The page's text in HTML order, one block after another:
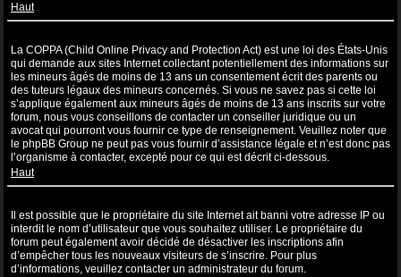
Haut
La COPPA (Child Online Privacy and Protection Act) est une loi des États-Unis
qui demande aux sites Internet collectant potentiellement des informations sur
les mineurs âgés de moins de 13 ans un consentement écrit des parents ou
des tuteurs légaux des mineurs concernés. Si vous ne savez pas si cette loi
s’applique également aux mineurs âgés de moins de 13 ans inscrits sur votre
forum, nous vous conseillons de contacter un conseiller juridique ou un
avocat qui pourront vous fournir ce type de renseignement. Veuillez noter que
le phpBB Group ne peut pas vous fournir d’assistance légale et n’est donc pas
l’organisme à contacter, excepté pour ce qui est décrit ci-dessous.
Haut
Il est possible que le propriétaire du site Internet ait banni votre adresse IP ou
interdit le nom d’utilisateur que vous souhaitez utiliser. Le propriétaire du
forum peut également avoir décidé de désactiver les inscriptions afin
d’empêcher tous les nouveaux visiteurs de s’inscrire. Pour plus
d’informations, veuillez contacter un administrateur du forum.